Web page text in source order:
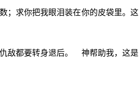
；求你把我眼泪装在你的皮袋里。这
敌都要转身退后。 神帮助我，这是